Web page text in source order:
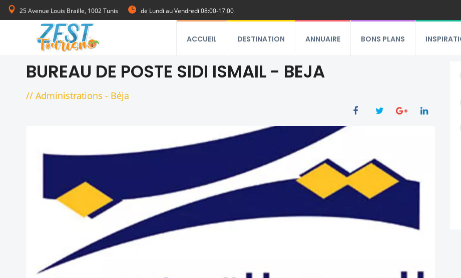
25 Avenue Louis Braille, 1002 Tunis de Lundi au Vendredi 08:00-17:00
ACCUEIL DESTINATION ANNUAIRE BONS PLANS
BUREAU DE POSTE SIDI ISMAIL - BEJA
// Administrations - Béja